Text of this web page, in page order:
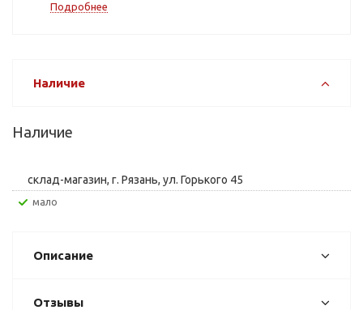
Подробнее
Наличие
Наличие
склад-магазин, г. Рязань, ул. Горького 45
Мало
Описание
Отзывы